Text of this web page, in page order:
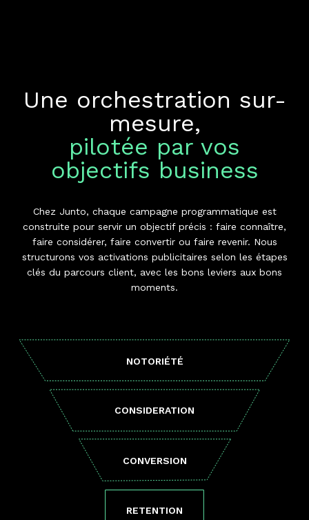
Une orchestration sur-
mesure,
pilotée par vos
objectifs business
Chez Junto, chaque campagne programmatique est
construite pour servir un objectif précis : faire connaître,
faire considérer, faire convertir ou faire revenir. Nous
structurons vos activations publicitaires selon les étapes
clés du parcours client, avec les bons leviers aux bons
moments.
NOTORIÉTÉ
CONSIDERATION
CONVERSION
RETENTION